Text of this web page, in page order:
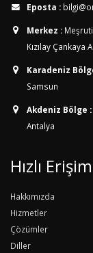
Eposta :
Merkez :
Kızılay Çankaya
Karadeniz
Samsun
Akdeniz Bölge :
Antalya
Hızlı Erişim
Hakkımızda
Hizmetler
Çözümler
Diller